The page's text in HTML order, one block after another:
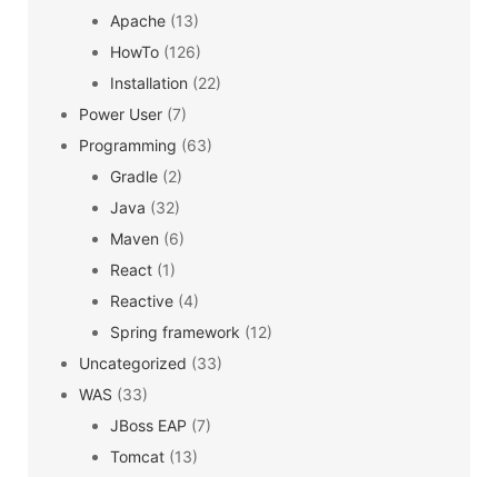
Apache (13)
HowTo (126)
Installation (22)
Power User (7)
Programming (63)
Gradle (2)
Java (32)
Maven (6)
React (1)
Reactive (4)
Spring framework (12)
Uncategorized (33)
WAS (33)
JBoss EAP (7)
Tomcat (13)